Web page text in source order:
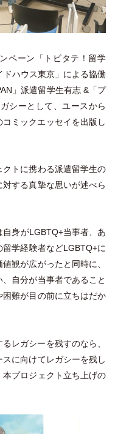
ペーン 「 トビタテ！留学
ドハウス東京」 による協働
」派遣留学生有志 &「プ
シーとして、ユースから
ミックエッセイを出版し
トに携わる派遣留学生の
する真摯な思いが述べら
身がLGBTQ+当事者、あ
学経験者などLGBTQ+に
観が広がったと同時に、
自分が当事者であること
難が目の前に立ちはだか
レガシーを残すのなら、
に向けてレガシーを残し
プロジェクト立ち上げの